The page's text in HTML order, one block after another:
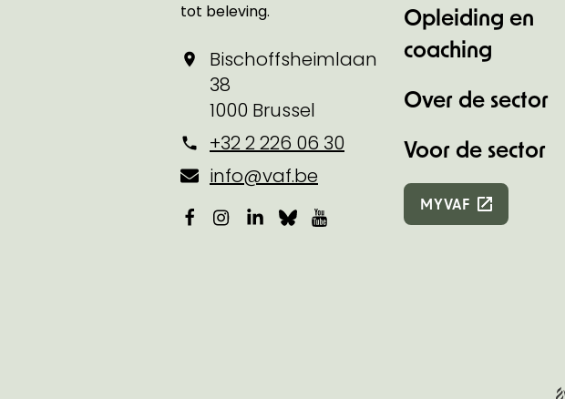
tot beleving.
Bischoffsheimlaan
38
1000 Brussel
+32 2 226 06 30
info@vaf.be
Facebook
Instagram
LinkedIn
BlueskyYouTube
Opleiding en
coaching
Over de sector
Voor de sector
MYVAF